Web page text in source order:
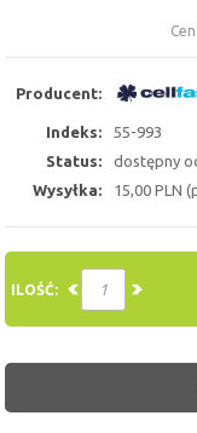
Producent:
Indeks:
55-993
Status:
dostępny
Wysyłka:
15,00 PLN
ILOŚĆ: